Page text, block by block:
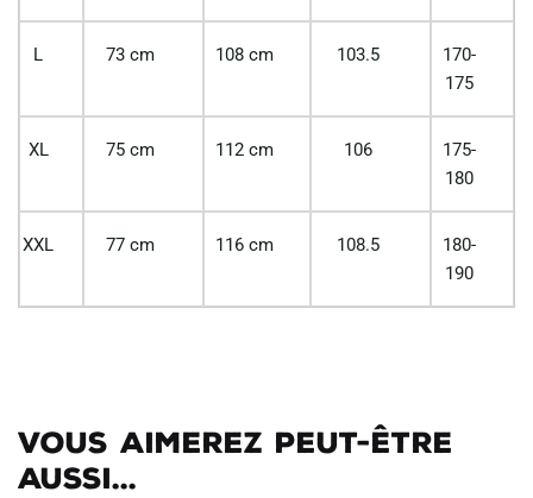
L 73 cm 108 cm 103.5
170-
175
XL 75 cm 112 cm 106
175-
180
XXL 77 cm 116 cm 108.5
180-
190
Vous aimerez peut-être
aussi...